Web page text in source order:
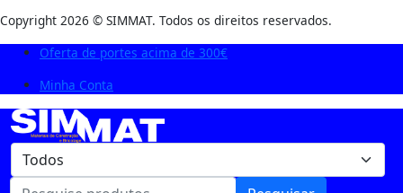
Copyright 2026 © SIMMAT. Todos os direitos reservados.
Oferta de portes acima de 300€
Minha Conta